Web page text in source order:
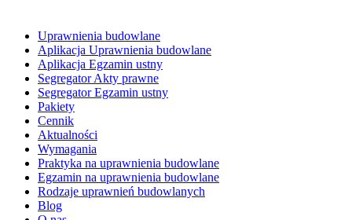
Uprawnienia budowlane
Aplikacja Uprawnienia budowlane
Aplikacja Egzamin ustny
Segregator Akty prawne
Segregator Egzamin ustny
Pakiety
Cennik
Aktualności
Wymagania
Praktyka na uprawnienia budowlane
Egzamin na uprawnienia budowlane
Rodzaje uprawnień budowlanych
Blog